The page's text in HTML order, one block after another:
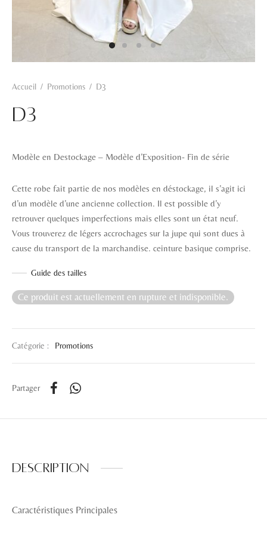
Accueil / Promotions / D3
D3
Modèle en Destockage – Modèle d’Exposition- Fin de série
Cette robe fait partie de nos modèles en déstockage, il s’agit ici
d’un modèle d’une ancienne collection. Il est possible d’y
retrouver quelques imperfections mais elles sont un état neuf.
Vous trouverez de légers accrochages sur la jupe qui sont dues à
cause du transport de la marchandise. ceinture basique comprise.
Guide des tailles
Ce produit est actuellement en rupture et indisponible.
Catégorie : Promotions
Partager
Description
Caractéristiques Principales